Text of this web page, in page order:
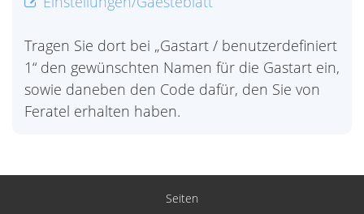
Tragen Sie dort bei „Gastart / benutzerdefiniert
1“ den gewünschten Namen für die Gastart ein,
sowie daneben den Code dafür, den Sie von
Feratel erhalten haben.
Seiten